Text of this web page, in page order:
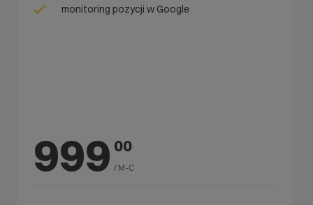
monitoring pozycji w Google
999 00
/ M-C